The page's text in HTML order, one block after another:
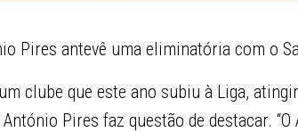
Pires antevê uma eliminatória com o
clube que este ano subiu à Liga,
António Pires faz questão de destacar.